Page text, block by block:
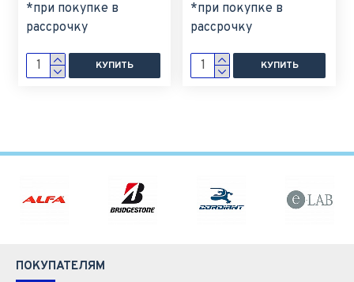
*при покупке в
рассрочку
КУПИТЬ
*при покупке в
рассрочку
КУПИТЬ
ПОКУПАТЕЛЯМ